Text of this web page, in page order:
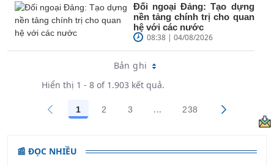
Đối ngoại Đảng: Tạo dựng
nền tảng chính trị cho quan
hệ với các nước
08:38 | 04/08/2026
Bản ghi
Hiển thị 1 - 8 of 1.903 kết quả.
Các trang trên cổng
1 Các trang trên cổng
2 Các trang trên cổng
3 ...Trang trung gian Use TAB
Các trang trên cổng
238
📰 ĐỌC NHIỀU